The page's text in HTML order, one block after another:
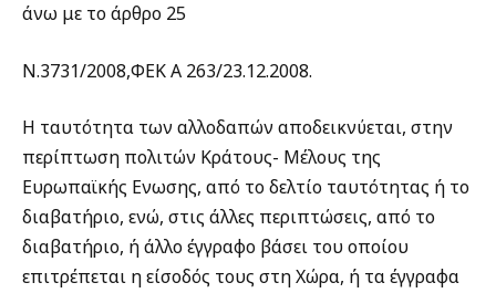
άνω με το άρθρο 25
Ν.3731/2008,ΦΕΚ Α 263/23.12.2008.
Η ταυτότητα των αλλοδαπών αποδεικνύεται, στην
περίπτωση πολιτών Κράτους- Μέλους της
Ευρωπαϊκής Ενωσης, από το δελτίο ταυτότητας ή το
διαβατήριο, ενώ, στις άλλες περιπτώσεις, από το
διαβατήριο, ή άλλο έγγραφο βάσει του οποίου
επιτρέπεται η είσοδός τους στη Χώρα, ή τα έγγραφα